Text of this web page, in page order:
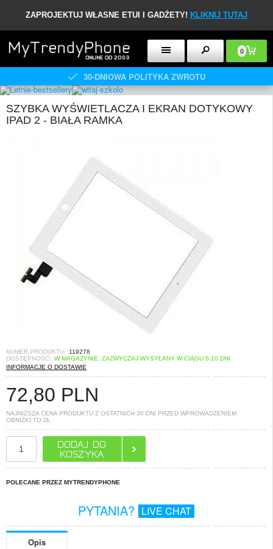
ZAPROJEKTUJ WŁASNE ETUI I GADŻETY! KLIKNIJ TUTAJ
0
30-DNIOWA POLITYKA ZWROTU
SZYBKA WYŚWIETLACZA I EKRAN DOTYKOWY
IPAD 2 - BIAŁA RAMKA
NUMER PRODUKTU:
119278
DOSTĘPNOŚĆ: W MAGAZYNIE. ZAZWYCZAJ WYSYŁANY W CIĄGU 5-10 DNI
INFORMACJE O DOSTAWIE
72,80 PLN
NAJNIŻSZA CENA PRODUKTU Z OSTATNICH 30 DNI PRZED WPROWADZENIEM
OBNIŻKI TO ZŁ
POLECANE PRZEZ MYTRENDYPHONE
PYTANIA? LIVE CHAT
Opis